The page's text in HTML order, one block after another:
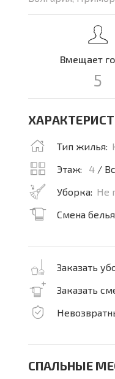
Вмещает
5
Тип жилья:
Этаж:
4 /
Уборка: Не
Смена
Заказать
Заказать
СПАЛЬНЫЕ